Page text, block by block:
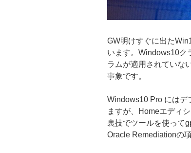
GW明けすぐに出た
います。Windows10ク
ラムが適用されていな
事象です。
Windows10 Pro にはデ
ますが、Homeエディ
裏技でツールを使って
Oracle Remediationの